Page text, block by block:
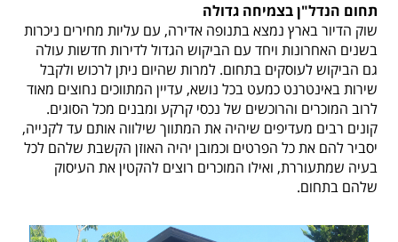
תחום הנדל"ן בצמיחה גדולה
שוק הדיור בארץ נמצא בתנופה אדירה, עם עליות מחירים ניכרות
בשנים האחרונות ויחד עם הביקוש הגדול לדירות חדשות עולה
גם הביקוש לעוסקים בתחום. למרות שהיום ניתן לרכוש ולקבל
שירות באינטרנט כמעט בכל נושא, עדיין המתווכים נחוצים מאוד
לרוב המוכרים והרוכשים של נכסי קרקע ומבנים מכל הסוגים.
קונים רבים מעדיפים שיהיה את המתווך שילווה אותם עד לקנייה,
יסביר להם את כל הפרטים וכמובן יהיה האוזן הקשבת שלהם לכל
בעיה שמתעוררת, ואילו המוכרים רוצים להקטין את העיסוק
שלהם בתחום.